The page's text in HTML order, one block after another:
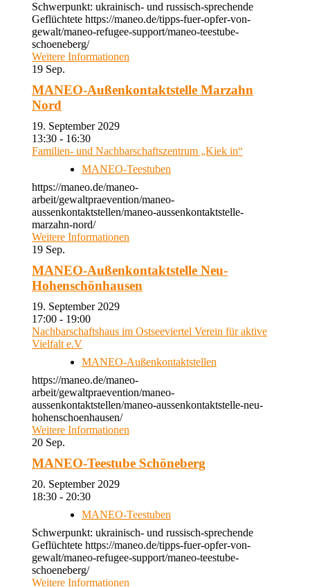
Schwerpunkt: ukrainisch- und russisch-sprechende
Geflüchtete https://maneo.de/tipps-fuer-opfer-von-
gewalt/maneo-refugee-support/maneo-teestube-
schoeneberg/
Weitere Informationen
19 Sep.
MANEO-Außenkontaktstelle Marzahn
Nord
19. September 2029
13:30 - 16:30
Familien- und Nachbarschaftszentrum „Kiek in“
MANEO-Teestuben
https://maneo.de/maneo-
arbeit/gewaltpraevention/maneo-
aussenkontaktstellen/maneo-aussenkontaktstelle-
marzahn-nord/
Weitere Informationen
19 Sep.
MANEO-Außenkontaktstelle Neu-
Hohenschönhausen
19. September 2029
17:00 - 19:00
Nachbarschaftshaus im Ostseeviertel Verein für aktive
Vielfalt e.V
MANEO-Außenkontaktstellen
https://maneo.de/maneo-
arbeit/gewaltpraevention/maneo-
aussenkontaktstellen/maneo-aussenkontaktstelle-neu-
hohenschoenhausen/
Weitere Informationen
20 Sep.
MANEO-Teestube Schöneberg
20. September 2029
18:30 - 20:30
MANEO-Teestuben
Schwerpunkt: ukrainisch- und russisch-sprechende
Geflüchtete https://maneo.de/tipps-fuer-opfer-von-
gewalt/maneo-refugee-support/maneo-teestube-
schoeneberg/
Weitere Informationen